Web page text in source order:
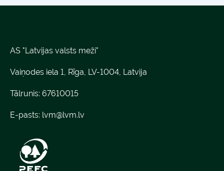
AS "Latvijas valsts meži"
Vaiņodes iela 1, Rīga, LV-1004, Latvija
Tālrunis: 67610015
E-pasts: lvm@lvm.lv